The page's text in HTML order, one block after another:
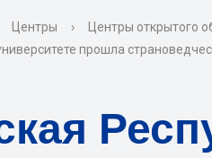
Центры › Центры открытого
прошла